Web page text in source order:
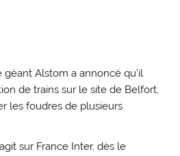
Alstom a annoncé qu’il
de trains sur le site de Belfort,
les foudres de plusieurs
sur France Inter, dès le